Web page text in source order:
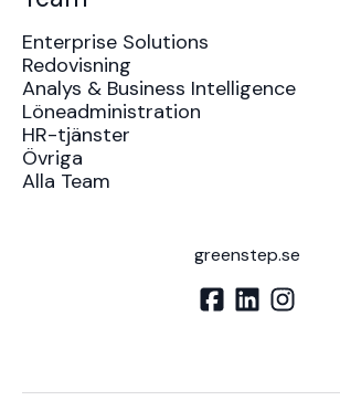
Enterprise Solutions
Redovisning
Analys & Business Intelligence
Löneadministration
HR-tjänster
Övriga
Alla Team
greenstep.se